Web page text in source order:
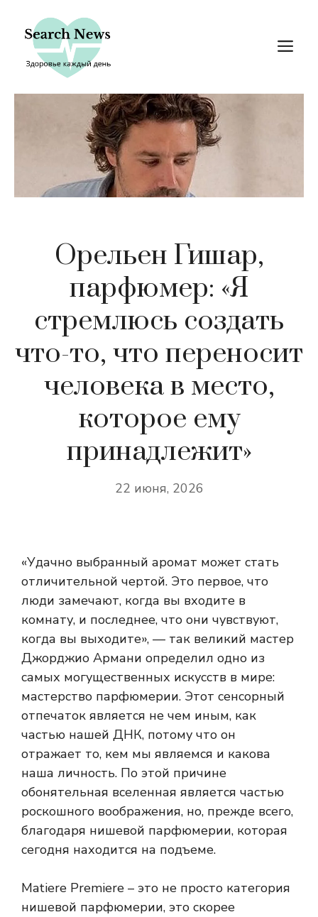
содержимому
Орельен Гишар,
парфюмер: «Я
стремлюсь создать
что-то, что переносит
человека в место,
которое ему
принадлежит»
22 июня, 2026
«Удачно выбранный аромат может стать
отличительной чертой. Это первое, что
люди замечают, когда вы входите в
комнату, и последнее, что они чувствуют,
когда вы выходите», — так великий мастер
Джорджио Армани определил одно из
самых могущественных искусств в мире:
мастерство парфюмерии. Этот сенсорный
отпечаток является не чем иным, как
частью нашей ДНК, потому что он
отражает то, кем мы являемся и какова
наша личность. По этой причине
обонятельная вселенная является частью
роскошного воображения, но, прежде всего,
благодаря нишевой парфюмерии, которая
сегодня находится на подъеме.
Matiere Premiere – это не просто категория
нишевой парфюмерии, это скорее